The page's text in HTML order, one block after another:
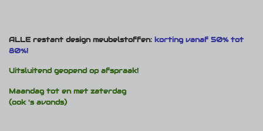
ALLE restant design meubelstoffen: korting vanaf 50% tot
80%!
Uitsluitend geopend op afspraak!
Maandag tot en met zaterdag
(ook 's avonds)